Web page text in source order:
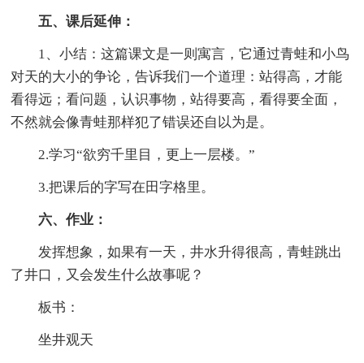
五、课后延伸：
1、小结：这篇课文是一则寓言，它通过青蛙和小鸟
对天的大小的争论，告诉我们一个道理：站得高，才能
看得远；看问题，认识事物，站得要高，看得要全面，
不然就会像青蛙那样犯了错误还自以为是。
2.学习“欲穷千里目，更上一层楼。”
3.把课后的字写在田字格里。
六、作业：
发挥想象，如果有一天，井水升得很高，青蛙跳出
了井口，又会发生什么故事呢？
板书：
坐井观天